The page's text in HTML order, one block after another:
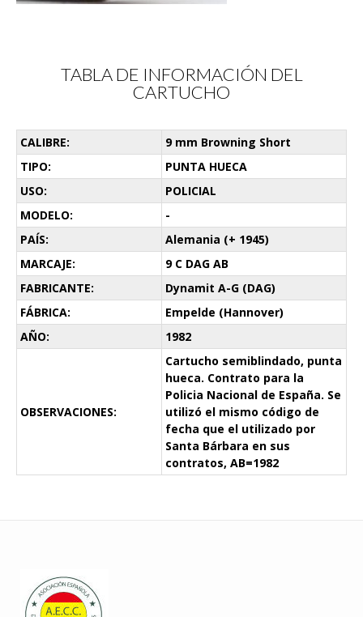
TABLA DE INFORMACIÓN DEL
CARTUCHO
CALIBRE:
9 mm Browning Short
TIPO:
PUNTA HUECA
USO:
POLICIAL
MODELO:
-
PAÍS:
Alemania (+ 1945)
MARCAJE:
9 C DAG AB
FABRICANTE:
Dynamit A-G (DAG)
FÁBRICA:
Empelde (Hannover)
AÑO:
1982
OBSERVACIONES:
Cartucho semiblindado, punta
hueca. Contrato para la
Policia Nacional de España. Se
utilizó el mismo código de
fecha que el utilizado por
Santa Bárbara en sus
contratos, AB=1982